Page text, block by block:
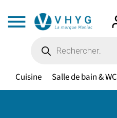
Cuisine Salle de bain & WC